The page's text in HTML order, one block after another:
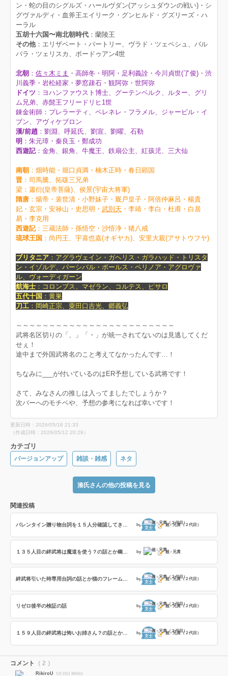
ン・蛇の目のシグルズ・ハールヴダン(アッシュダウンの戦い)・シ
グヴァルディ・血斧王エイリーク・グンヒルド・グズリーズ・ハ
ーラル
五胡十六国〜南北朝時代 ：蘭陵王
その他：エリザベート・バートリー、ヴラド・ツェペシュ、バル
バラ・ツェリスカ、ボードゥアン4世
北朝 ： 佐々木ミま ・高師冬・明阿・足利義詮・今川貞世(了俊)・渋
川義季・岩松経家・夢窓疎石・観阿弥・世阿弥
ドイツ ：ヨハンファウスト博士、グーテンベルク、ルター、グリ
ム兄弟、赤髭王フリードリヒ1世
錬金術師：プレラーティ、ペレネレ・フラメル、ジャービル・イ
ブン、アヴィケブロン
漢/前趙 ：劉淵、呼延氏、劉宣、劉曜、石勒
明 ：朱元璋・秦良玉・鄭成功
西遊記：金角、銀角、牛魔王、鉄扇公主、紅孩児、三大仙
南朝 ：畑時能・堀口貞満・楠木正時・春日顕国
晋 ：司馬騰、拓跋三兄弟
梁：簫衍(皇帝菩薩)、侯景(宇宙大将軍)
隋唐 ：煬帝・裴世清・小野妹子・厩戸皇子・阿倍仲麻呂・楊貴
妃・玄宗・安禄山・史思明・ 武則天 ・李靖・李白・杜甫・白居
易・李克用
西遊記：三蔵法師・孫悟空・沙悟浄・猪八戒
琉球王国 ：尚円王、宇喜也嘉(オギヤカ)、安里大親(アサトウフヤ)
ブリタニア ：アグラヴェイン・ガヘリス・ガラハッド・トリスタ
ン・イゾルデ、パーシバル・ボールス・ペリノア・アグロヴァ
ル、ヴォーディガーン
航海士 ：コロンブス、マゼラン、コルテス、ピサロ
五代十国 ：黄巣
刀工 ：岡崎正宗、粟田口吉光、郷義弘
～～～～～～～～～～～～～～～～～～～～～～～～
武将名区切りの「、」「・」が統一されてないのは見逃してくだ
せぇ！
途中まで外国武将名のこと考えてなかったんです…！
ちなみに___が付いているのはER予想している武将です！
さて、みなさんの推しは入ってましたでしょうか？
次バーへのモチベや、予想の参考になれば幸いです！
更新日時：2026/05/16 21:33
（作成日時：2026/05/12 20:29）
カテゴリ
バージョンアップ 雑談・雑感 ネタ
湊氏さんの他の投稿を見る
関連投稿
by
文士
超♂兄貴（２代目）
by 超♂兄貴
by
文士
超♂兄貴（２代目）
リゼロ後半の検証の話 by
文士
超♂兄貴（２代目）
by
文士
超♂兄貴（２代目）
コメント （ 2 ）
RikiroU 5月15日 8時8分